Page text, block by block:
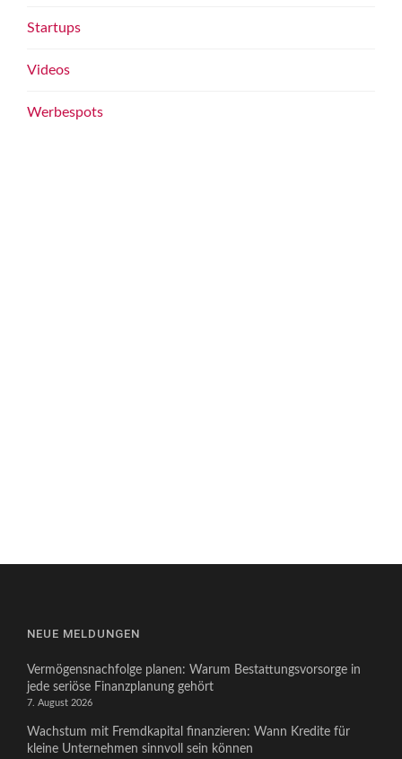
Startups
Videos
Werbespots
NEUE MELDUNGEN
Vermögensnachfolge planen: Warum Bestattungsvorsorge in
jede seriöse Finanzplanung gehört
7. August 2026
Wachstum mit Fremdkapital finanzieren: Wann Kredite für
kleine Unternehmen sinnvoll sein können